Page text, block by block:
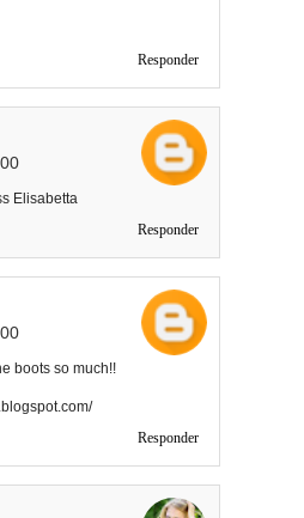
Responder
Elisabetta
Responder
boots so much!!
Responder